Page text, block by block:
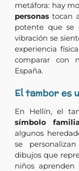
metáfora: hay
personas tocan
potente que se
vibración se
experiencia
comparar con
España.
Eltambores
En Hellín, el
símbolo
algunos
se
dibujos que
niños